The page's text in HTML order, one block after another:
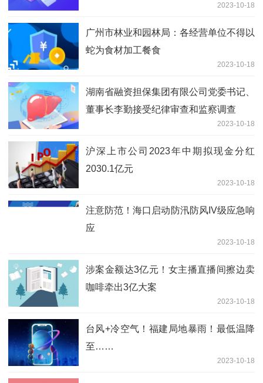
2023-10-18
广州市林业和园林局：各经营单位不得以
蛇为食材加工餐食
2023-10-18
湖南省融资担保集团有限公司党委书记、
董事长李勤接受纪律审查和监察调查
2023-10-18
沪深上市公司2023年中期拟现金分红
2030.1亿元
2023-10-18
注意防范！海口启动防汛防风IV级应急响
应
2023-10-18
涉案金额达3亿元！女主播直播间擦边卖
咖啡牵出3亿大案
2023-10-18
台风+冷空气！福建局地暴雨！最低温降
至……
2023-10-18